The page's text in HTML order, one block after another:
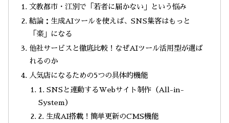
文教都市・江別で「若者に届かない」という悩み
結論：生成AIツールを使えば、SNS集客はもっと
「楽」になる
他社サービスと徹底比較！なぜAIツール活用型が選ば
れるのか
人気店になるための5つの具体的機能
1. SNSと連動するWebサイト制作（All-in-
System）
2. 生成AI搭載！簡単更新のCMS機能